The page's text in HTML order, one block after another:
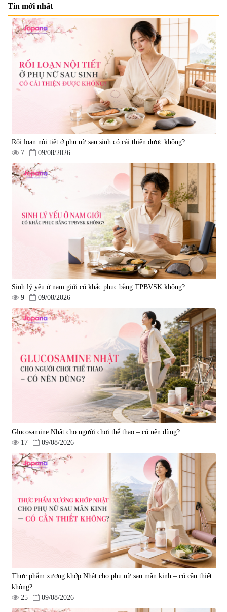
Mặt Nạ Nichiei Bussan Nano
NMN+ 3D Face Mask Luxury (8
miếng)
0
1.890.000 đ
Viên uống bổ não Ribeto Shoji
Ichoha Ekisu Plus - 90 viên
|57.920
1.450.000 đ
Viên uống hỗ trợ tăng cường
sinh lý nam Fujina Monster Shot
880.000 đ
Viên uống chống lão hóa, tăng
sức khỏe Yangmiwa NMN 60
viên
|42.588
5.500.000 đ
Viên uống phòng ngừa đột quỵ,
tai biến Nattokinase Nano
Premium 120 viên
2.290.000 đ
Tin mới nhất
Rối loạn nội tiết ở phụ nữ sau sinh có cải thiện được không?
7
09/08/2026
Sinh lý yếu ở nam giới có khắc phục bằng TPBVSK không?
9
09/08/2026
Glucosamine Nhật cho người chơi thể thao – có nên dùng?
17
09/08/2026
Thực phẩm xương khớp Nhật cho phụ nữ sau mãn kinh – có cần thiết
không?
25
09/08/2026